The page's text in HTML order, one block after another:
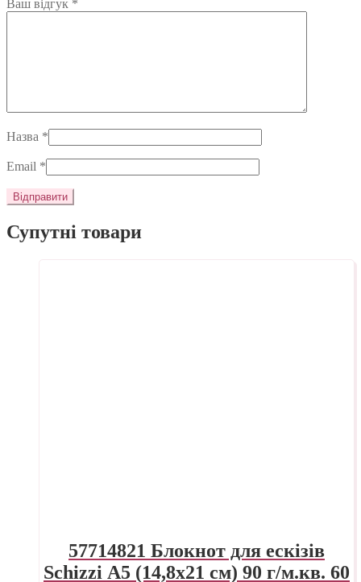
Ваш відгук *
Назва *
Email *
Супутні товари
57714821 Блокнот для ескізів
Schizzi А5 (14,8х21 см) 90 г/м.кв. 60